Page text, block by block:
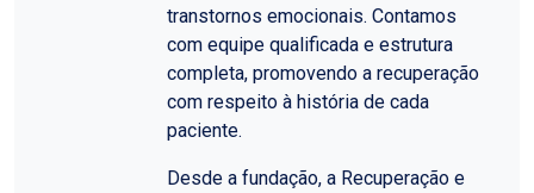
transtornos emocionais. Contamos
com equipe qualificada e estrutura
completa, promovendo a recuperação
com respeito à história de cada
paciente.
Desde a fundação, a Recuperação e